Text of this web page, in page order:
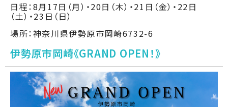
日程：8月17日（月）・20日（木）・21日（金）・22日
（土）・23日（日）
場所：神奈川県伊勢原市岡崎6732-6
伊勢原市岡崎《GRAND OPEN！》